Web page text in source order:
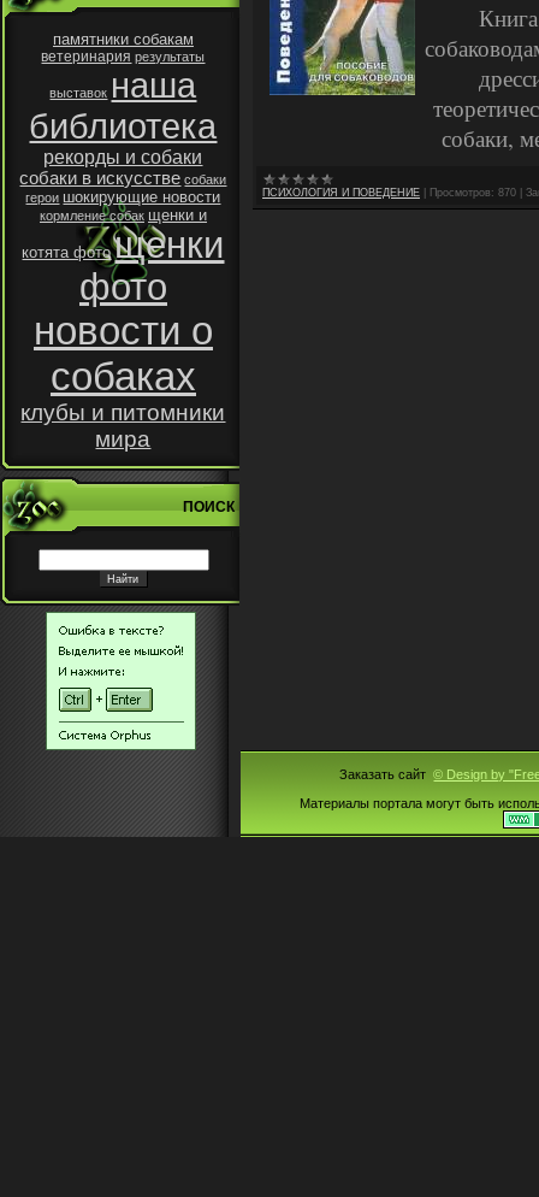
памятники собакам
ветеринария результаты
выставок наша
библиотека
рекорды и собаки
собаки в искусстве собаки
герои шокирующие новости
кормление собак щенки и
котята фото щенки
фото
новости о
собаках
клубы и питомники
мира
ПОИСК
собаки,
ПСИХОЛОГИЯ И ПОВЕДЕНИЕ Просмотров: 870
Заказать сайт© Design by
Материалы портала могут быть